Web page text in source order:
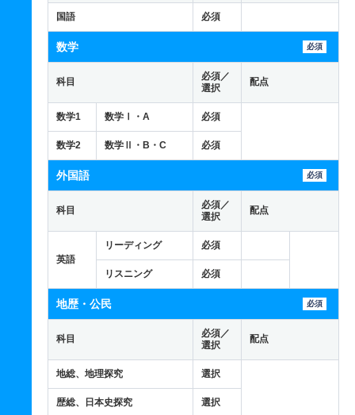
国語 必須
数学 必須
科目
必須／
選択
配点
数学1 数学Ⅰ・A 必須
数学2 数学Ⅱ・B・C 必須
外国語 必須
科目
必須／
選択
配点
英語
リーディング 必須
リスニング 必須
地歴・公民 必須
科目
必須／
選択
配点
地総、地理探究 選択
歴総、日本史探究 選択